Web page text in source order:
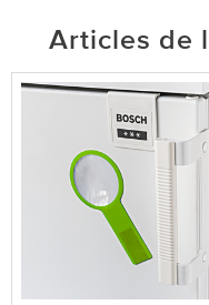
Articles de